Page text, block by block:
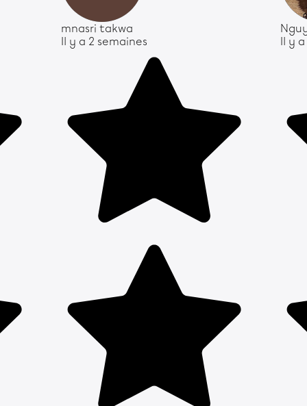
mnasri takwa
Il y a 2 semaines
Il y